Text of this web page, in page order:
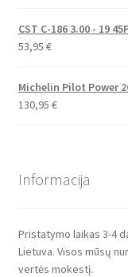
CST C-186 3.00 - 19
53,95 €
Michelin Pilot Power
130,95 €
Informacija
Pristatymo laikas 3-4
Lietuva. Visos mūsų
vertės mokestį.